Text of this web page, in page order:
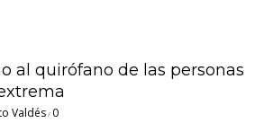
al quirófano de las personas
Valdés/ 0